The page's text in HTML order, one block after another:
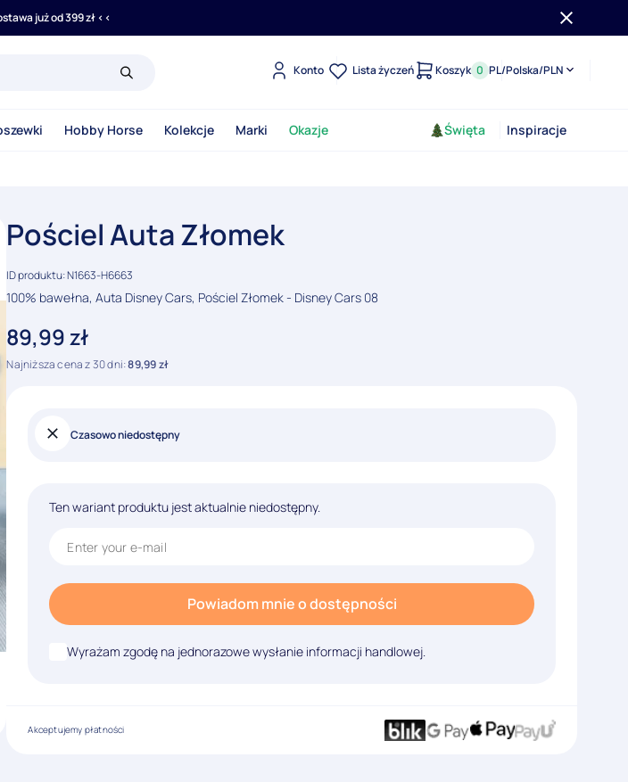
już od 399 zł <<
Konto Lista życzeń Koszyk 0 PL/Polska/PLN
Hobby Horse Kolekcje Marki Okazje Święta Inspiracje
Pościel Auta Złomek
ID produktu: N1663-H6663
100% bawełna, Auta Disney Cars, Pościel Złomek - Disney Cars 08
89,99zł
Najniższa cena z 30 dni:89,99zł
Czasowo niedostępny
Ten wariant produktu jest aktualnie niedostępny.
Powiadom mnie o dostępności
Wyrażam zgodę na jednorazowe wysłanie informacji handlowej.
Akceptujemy płatności